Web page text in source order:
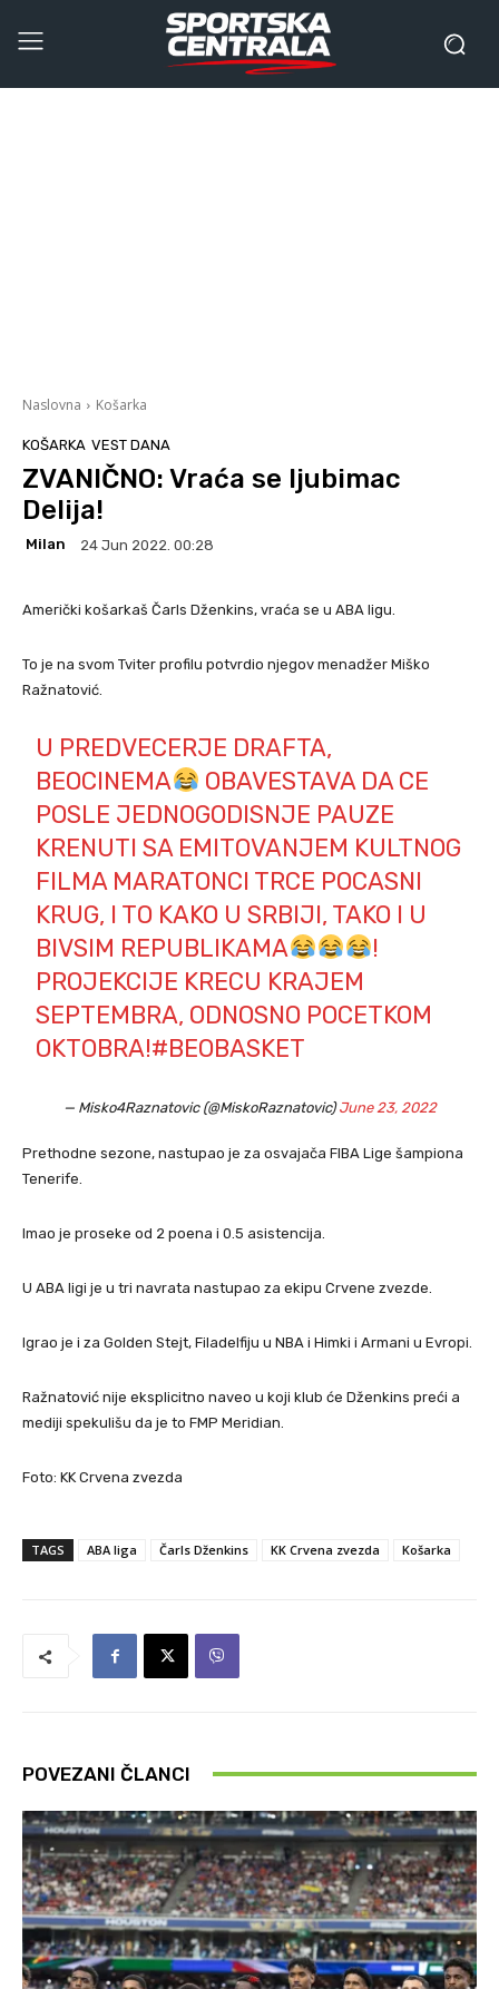
Naslovna Košarka
KOŠARKA VEST DANA
ZVANIČNO: Vraća se ljubimac
Delija!
Milan 24 Jun 2022. 00:28
Američki košarkaš Čarls Dženkins, vraća se u ABA ligu.
To je na svom Tviter profilu potvrdio njegov menadžer Miško
Ražnatović.
U PREDVECERJE DRAFTA,
BEOCINEMA
OBAVESTAVA DA CE
POSLE JEDNOGODISNJE PAUZE
KRENUTI SA EMITOVANJEM KULTNOG
FILMA MARATONCI TRCE POCASNI
KRUG, I TO KAKO U SRBIJI, TAKO I U
BIVSIM REPUBLIKAMA
!
PROJEKCIJE KRECU KRAJEM
SEPTEMBRA, ODNOSNO POCETKOM
OKTOBRA!#BEOBASKET
— Misko4Raznatovic (@MiskoRaznatovic)June 23, 2022
Prethodne sezone, nastupao je za osvajača FIBA Lige šampiona
Tenerife.
Imao je proseke od 2 poena i 0.5 asistencija.
U ABA ligi je u tri navrata nastupao za ekipu Crvene zvezde.
Igrao je i za Golden Stejt, Filadelfiju u NBA i Himki i Armani u Evropi.
Ražnatović nije eksplicitno naveo u koji klub će Dženkins preći a
mediji spekulišu da je to FMP Meridian.
Foto: KK Crvena zvezda
TAGS ABA liga Čarls Dženkins KK Crvena zvezda Košarka
POVEZANI ČLANCI